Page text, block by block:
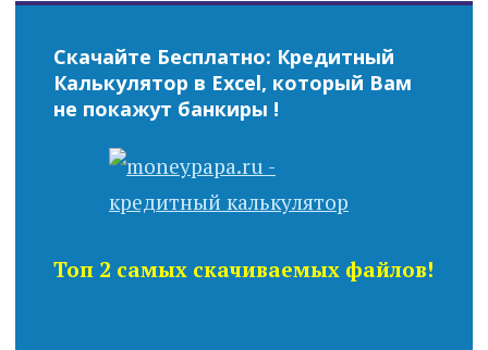
Скачайте Бесплатно: Кредитный
Калькулятор в Excel, который Вам
не покажут банкиры !
Топ 2 самых скачиваемых файлов!